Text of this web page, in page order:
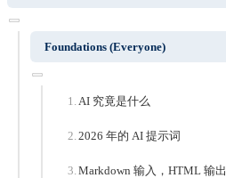
Foundations (Everyone)
AI 究竟是什么
2026 年的 AI 提示词
Markdown 输入，HTML 输出